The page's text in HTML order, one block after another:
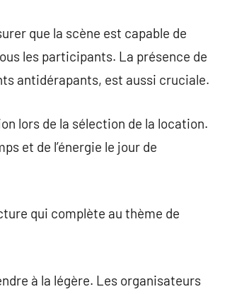
que la scène est capable de
les participants. La présence de
antidérapants, est aussi cruciale.
lors de la sélection de la location.
et de l’énergie le jour de
qui complète au thème de
à la légère. Les organisateurs